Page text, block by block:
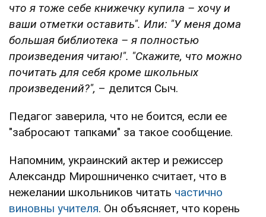
что я тоже себе книжечку купила – хочу и
ваши отметки оставить". Или: "У меня дома
большая библиотека – я полностью
произведения читаю!". "Скажите, что можно
почитать для себя кроме школьных
произведений?", – делится Сыч.
Педагог заверила, что не боится, если ее
"забросают тапками" за такое сообщение.
Напомним, украинский актер и режиссер
Александр Мирошниченко считает, что в
нежелании школьников читать частично
виновны учителя. Он объясняет, что корень